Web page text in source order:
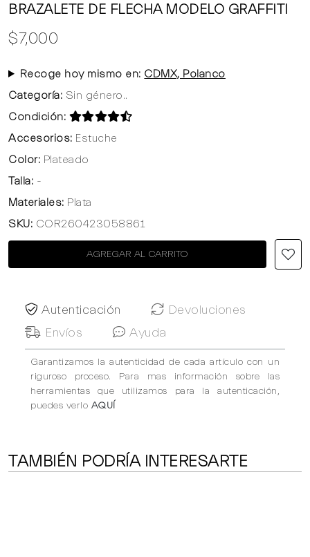
BRAZALETE DE FLECHA MODELO GRAFFITI
$7,000
Recoge hoy mismo en: CDMX, Polanco
Categoría: Sin género..
Condición:
Accesorios: Estuche
Color: Plateado
Talla: -
Materiales: Plata
SKU: COR260423058861
AGREGAR AL CARRITO
Autenticación
Devoluciones
Envíos
Ayuda
Garantizamos la autenticidad de cada artículo con un
riguroso proceso. Para mas información sobre las
herramientas que utilizamos para la autenticación,
puedes verlo AQUÍ
TAMBIÉN PODRÍA INTERESARTE